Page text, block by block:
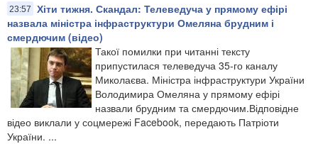
23:57
Хіти тижня. Скандал: Телеведуча у прямому ефірі
назвала міністра інфраструктури Омеляна брудним і
смердючим (відео)
Такої помилки при читанні тексту
припустилася телеведуча 35-го каналу
Миколаєва. Міністра інфраструктури України
Володимира Омеляна у прямому ефірі
назвали брудним та смердючим.Відповідне
відео виклали у соцмережі Facebook, передають Патріоти
України. ...